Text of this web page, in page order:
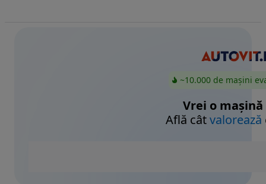
~10.000 de mașini
Vrei o mașină
Află câtvalorează